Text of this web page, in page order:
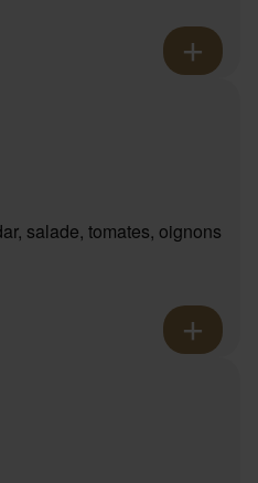
salade, tomates, oignons